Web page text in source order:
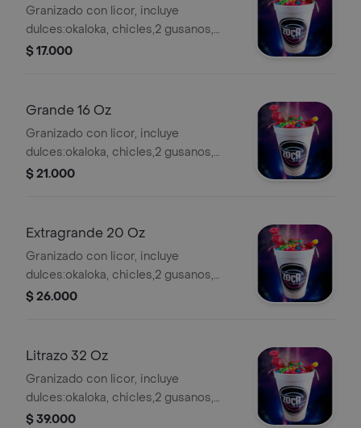
Granizado con licor, incluye
dulces:okaloka, chicles,2 gusanos,
bonbom.
$ 17.000
Grande 16 Oz
Granizado con licor, incluye
dulces:okaloka, chicles,2 gusanos,
bonbom.
$ 21.000
Extragrande 20 Oz
Granizado con licor, incluye
dulces:okaloka, chicles,2 gusanos,
bonbom,candy,tocineta,barrilete
$ 26.000
Litrazo 32 Oz
Granizado con licor, incluye
dulces:okaloka, chicles,2 gusanos,
bonbom,candy,tocineta,barrilete
$ 39.000